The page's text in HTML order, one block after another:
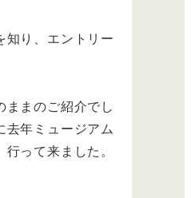
知り、エントリー
ままのご紹介でし
去年ミュージアム
って来ました。